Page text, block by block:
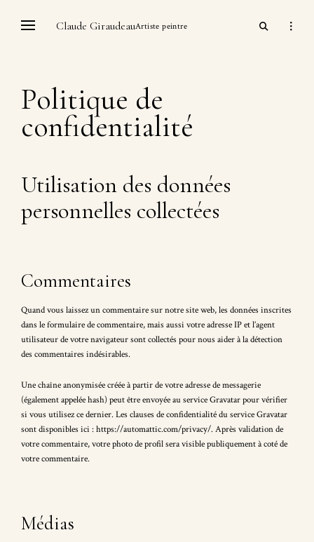
Claude GiraudeauArtiste peintre
open
open
Politique de
confidentialité
Utilisation des données
personnelles collectées
Commentaires
Quand vous laissez un commentaire sur notre site web, les données inscrites
dans le formulaire de commentaire, mais aussi votre adresse IP et l’agent
utilisateur de votre navigateur sont collectés pour nous aider à la détection
des commentaires indésirables.
Une chaîne anonymisée créée à partir de votre adresse de messagerie
(également appelée hash) peut être envoyée au service Gravatar pour vérifier
si vous utilisez ce dernier. Les clauses de confidentialité du service Gravatar
sont disponibles ici : https://automattic.com/privacy/. Après validation de
votre commentaire, votre photo de profil sera visible publiquement à coté de
votre commentaire.
Médias